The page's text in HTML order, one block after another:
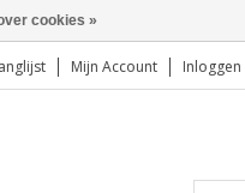
Mijn Account Inloggen
cookies »